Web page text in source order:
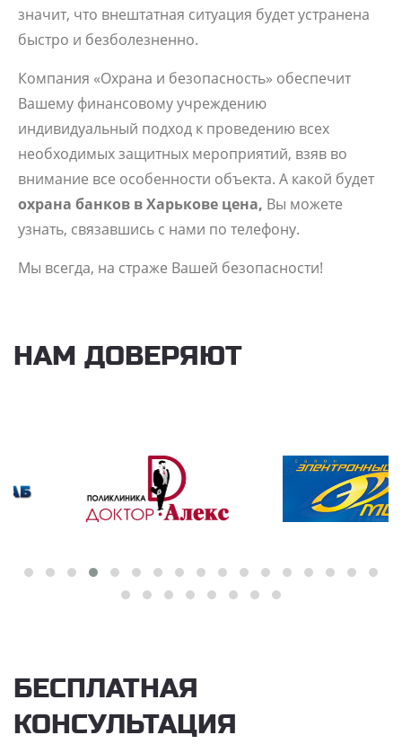
значит, что внештатная ситуация будет устранена
быстро и безболезненно.
Компания «Охрана и безопасность» обеспечит
Вашему финансовому учреждению
индивидуальный подход к проведению всех
необходимых защитных мероприятий, взяв во
внимание все особенности объекта. А какой будет
охрана банков в Харькове цена, Вы можете
узнать, связавшись с нами по телефону.
Мы всегда, на страже Вашей безопасности!
НАМ ДОВЕРЯЮТ
БЕСПЛАТНАЯ
КОНСУЛЬТАЦИЯ